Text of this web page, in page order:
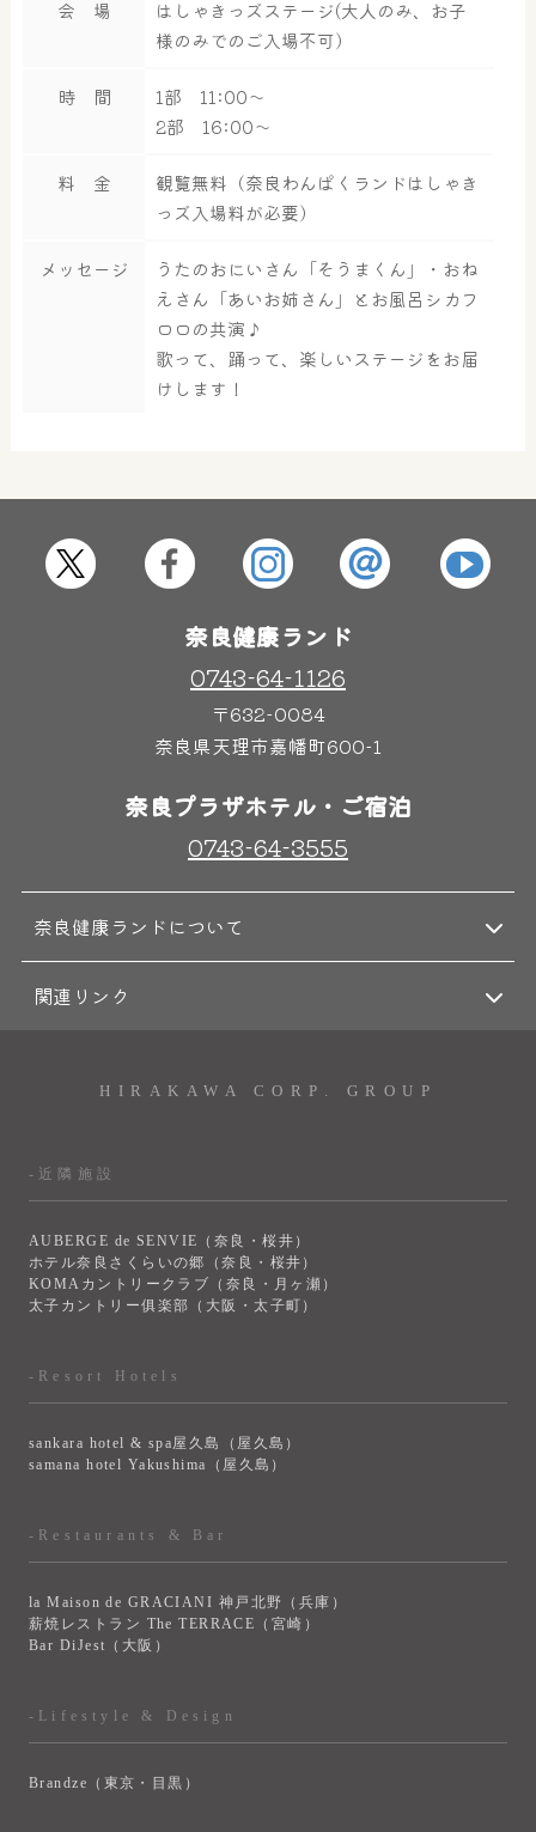
大浴場 サウナ・岩盤浴
屋内レジャープール
奈良わんぱくランド
ボディケア
会 場
はしゃきっズステージ(大人のみ、お子
様のみでのご入場不可）
時 間
1部 11:00～
2部 16:00～
料 金
観覧無料（奈良わんぱくランドはしゃき
っズ入場料が必要）
メッセージ
うたのおにいさん「そうまくん」・おね
えさん「あいお姉さん」とお風呂シカフ
ロロの共演♪
歌って、踊って、楽しいステージをお届
けします！
奈良健康ランド
0743-64-1126
〒632-0084
奈良県天理市嘉幡町600-1
奈良プラザホテル・ご宿泊
0743-64-3555
奈良健康ランドについて
関連リンク
HIRAKAWA CORP. GROUP
-近隣施設
AUBERGE de SENVIE（奈良・桜井）
ホテル奈良さくらいの郷（奈良・桜井）
KOMAカントリークラブ（奈良・月ヶ瀬）
太子カントリー俱楽部（大阪・太子町）
-Resort Hotels
sankara hotel & spa屋久島（屋久島）
samana hotel Yakushima（屋久島）
-Restaurants & Bar
la Maison de GRACIANI 神戸北野（兵庫）
薪焼レストラン The TERRACE（宮崎）
Bar DiJest（大阪）
-Lifestyle & Design
Brandze（東京・目黒）